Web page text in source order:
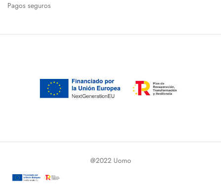
Pagos seguros
@2022 Uomo